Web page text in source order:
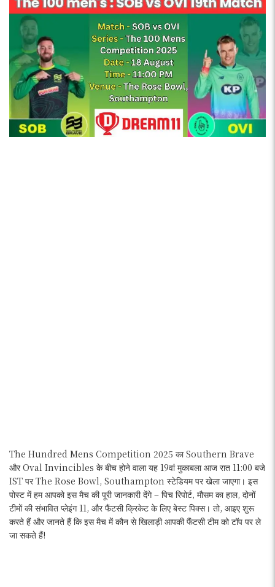
The Hundred Mens Competition 2025 का Southern Brave
और Oval Invincibles के बीच होने वाला यह 19वां मुकाबला आज रात 11:00 बजे
IST पर The Rose Bowl, Southampton स्टेडियम पर खेला जाएगा। इस
पोस्ट में हम आपको इस मैच की पूरी जानकारी देंगे – पिच रिपोर्ट, मौसम का हाल, दोनों
टीमों की संभावित प्लेइंग 11, और फैंटसी क्रिकेट के लिए बेस्ट पिक्स। तो, आइए शुरू
करते हैं और जानते हैं कि इस मैच में कौन से खिलाड़ी आपकी फैंटसी टीम को टॉप पर ले
जा सकते हैं!